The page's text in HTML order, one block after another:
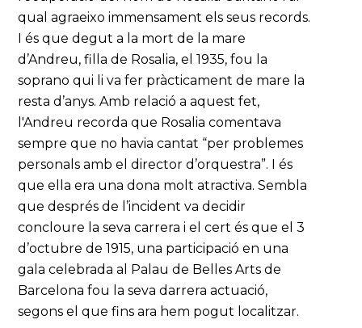
qual agraeixo immensament els seus records.
I és que degut a la mort de la mare
d’Andreu, filla de Rosalia, el 1935, fou la
soprano qui li va fer pràcticament de mare la
resta d’anys. Amb relació a aquest fet,
l'Andreu recorda que Rosalia comentava
sempre que no havia cantat “per problemes
personals amb el director d’orquestra”. I és
que ella era una dona molt atractiva. Sembla
que després de l’incident va decidir
concloure la seva carrera i el cert és que el 3
d’octubre de 1915, una participació en una
gala celebrada al Palau de Belles Arts de
Barcelona fou la seva darrera actuació,
segons el que fins ara hem pogut localitzar.